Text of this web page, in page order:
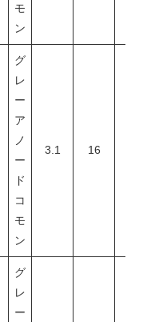
モ
ン
グ
レ
ー
ア
ノ
ー
ド
コ
モ
ン
3.1 16
グ
レ
ー